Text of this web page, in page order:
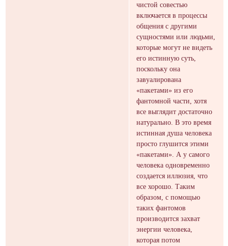
чистой совестью
включается в процессы
общения с другими
сущностями или людьми,
которые могут не видеть
его истинную суть,
поскольку она
завуалирована
«пакетами» из его
фантомной части, хотя
все выглядит достаточно
натурально. В это время
истинная душа человека
просто глушится этими
«пакетами». А у самого
человека одновременно
создается иллюзия, что
все хорошо. Таким
образом, с помощью
таких фантомов
производится захват
энергии человека,
которая потом